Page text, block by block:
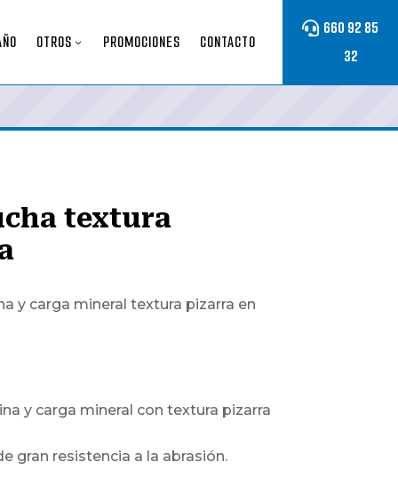
OTROS OtrosOtrosPROMOCIONES CONTACTO
660 92 85
32
textura
y carga mineral textura pizarra en
y carga mineral con textura pizarra
gran resistencia a la abrasión.